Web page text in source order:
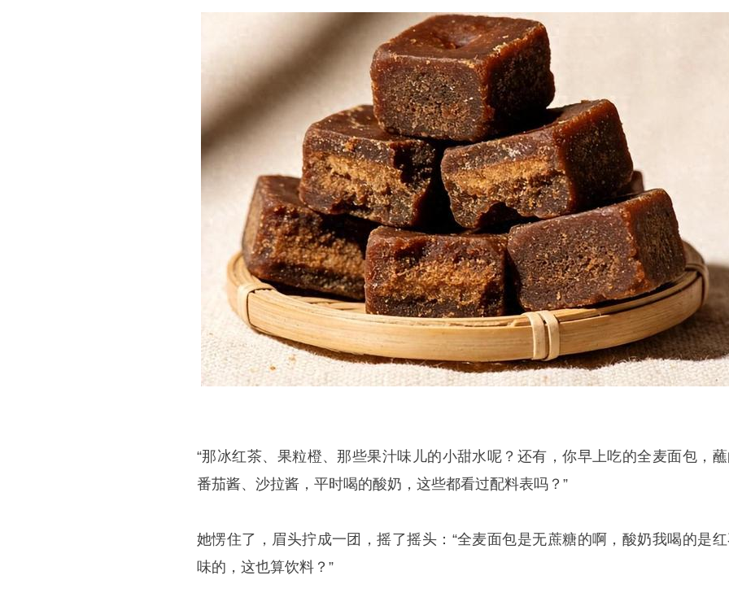
“那冰红茶、果粒橙、那些果汁味儿的小甜水呢？还有，你早上吃的全麦面包，
番茄酱、沙拉酱，平时喝的酸奶，这些都看过配料表吗？”
她愣住了，眉头拧成一团，摇了摇头：“全麦面包是无蔗糖的啊，酸奶我喝的是
味的，这也算饮料？”